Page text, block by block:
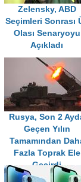
Zelensky, ABD
Seçimleri Sonrası
Olası Senaryoyu
Açıkladı
Rusya, Son 2
Geçen Yılın
Tamamından
Fazla Toprak Ele
Geçirdi